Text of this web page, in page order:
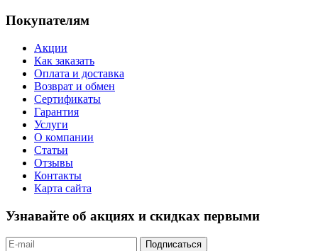
Покупателям
Акции
Как заказать
Оплата и доставка
Возврат и обмен
Сертификаты
Гарантия
Услуги
О компании
Статьи
Отзывы
Контакты
Карта сайта
Узнавайте об акциях и скидках первыми
Подписаться